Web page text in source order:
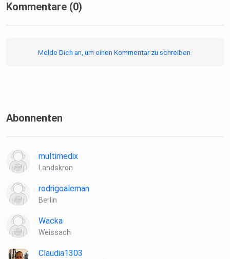
Kommentare (0)
Melde Dich an, um einen Kommentar zu schreiben.
Abonnenten
multimedix
Landskron
rodrigoaleman
Berlin
Wacka
Weissach
Claudia1303